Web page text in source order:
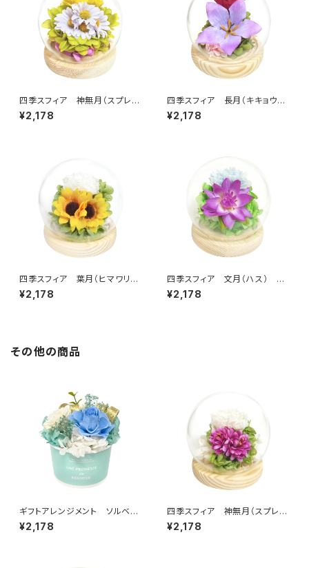
四季スフィア 神無月（スプレー
マム） C38310
¥2,178
四季スフィア 長月（キキョウ）
C38309
¥2,178
四季スフィア 葉月（ヒマワリ）
C38308
¥2,178
四季スフィア 文月（ハス） C3
8307
¥2,178
その他の商品
ギフトアレンジメント ソルベ
ブルー HB35050
¥2,178
四季スフィア 神無月（スプレー
マム） C38311
¥2,178